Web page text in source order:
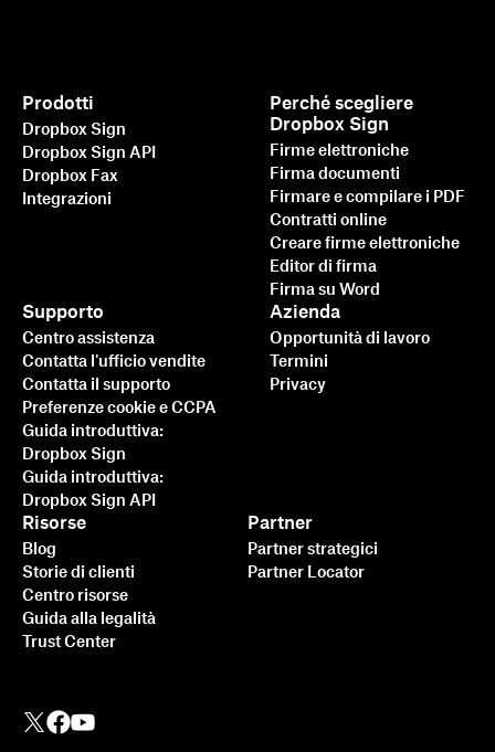
Prodotti
Dropbox Sign
Dropbox Sign API
Dropbox Fax
Integrazioni
Perché scegliere
Dropbox Sign
Firme elettroniche
Firma documenti
Firmare e compilare i PDF
Contratti online
Creare firme elettroniche
Editor di firma
Firma su Word
Supporto
Centro assistenza
Contatta l'ufficio vendite
Contatta il supporto
Preferenze cookie e CCPA
Guida introduttiva:
Dropbox Sign
Guida introduttiva:
Dropbox Sign API
Risorse
Blog
Storie di clienti
Centro risorse
Guida alla legalità
Trust Center
Partner
Partner strategici
Partner Locator
Azienda
Opportunità di lavoro
Termini
Privacy